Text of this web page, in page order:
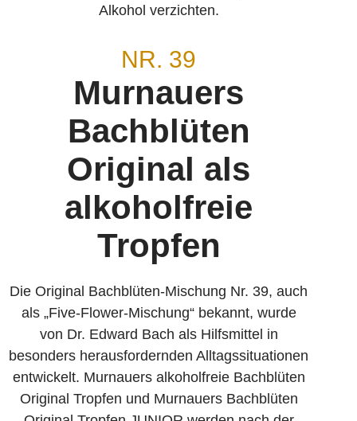
Alkohol verzichten.
NR. 39
Murnauers
Bachblüten
Original als
alkoholfreie
Tropfen
Die Original Bachblüten-Mischung Nr. 39, auch
als „Five-Flower-Mischung“ bekannt, wurde
von Dr. Edward Bach als Hilfsmittel in
besonders heraus­fordernden Alltags­situationen
entwickelt. Murnauers alkoholfreie Bachblüten
Original Tropfen und Murnauers Bachblüten